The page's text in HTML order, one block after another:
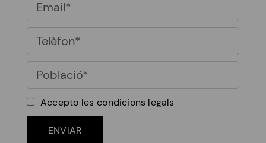
Accepto les condicions legals
ENVIAR